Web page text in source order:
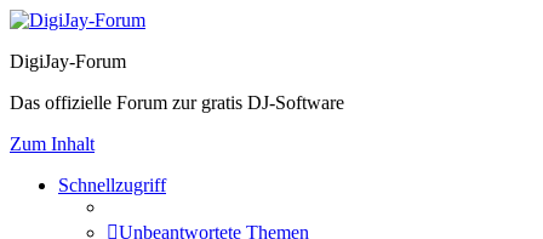
DigiJay-Forum
Das offizielle Forum zur gratis DJ-Software
Zum Inhalt
Schnellzugriff
Unbeantwortete Themen